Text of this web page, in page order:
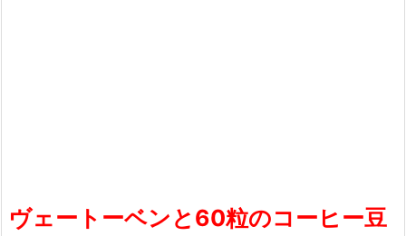
ヴェートーベンと60粒のコーヒー豆